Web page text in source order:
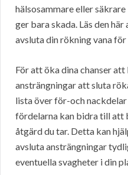
hälsosammare eller
ger bara skada. Läs den
avsluta din rökning vana
För att öka dina chanser
ansträngningar att sluta
lista över för-och
fördelarna kan bidra till att
åtgärd du tar. Detta kan
avsluta ansträngningar
eventuella svagheter i din